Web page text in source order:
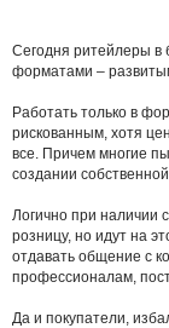
Сегодня ритейлеры в
форматами –
Работать только в
рискованным, хотя
все. Причем многие
создании
Логично при наличии
розницу, но идут на
отдавать общение с
профессионалам,
Да и покупатели,